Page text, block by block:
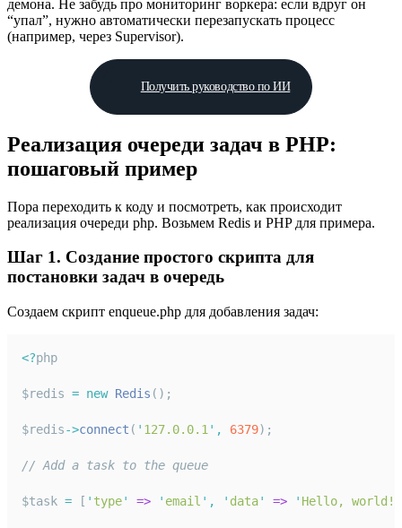
демона. Не забудь про мониторинг воркера: если вдруг он
“упал”, нужно автоматически перезапускать процесс
(например, через Supervisor).
Получить руководство по ИИ
Реализация очереди задач в PHP:
пошаговый пример
Пора переходить к коду и посмотреть, как происходит
реализация очереди php. Возьмем Redis и PHP для примера.
Шаг 1. Создание простого скрипта для
постановки задач в очередь
Создаем скрипт enqueue.php для добавления задач:
<?php
$redis = new Redis ();
$redis->connect ( ' 127.0.0.1 ' , 6379);
// Add a task to the queue
$task = [ ' type' => ' email ' , ' data' => ' Hello, world!